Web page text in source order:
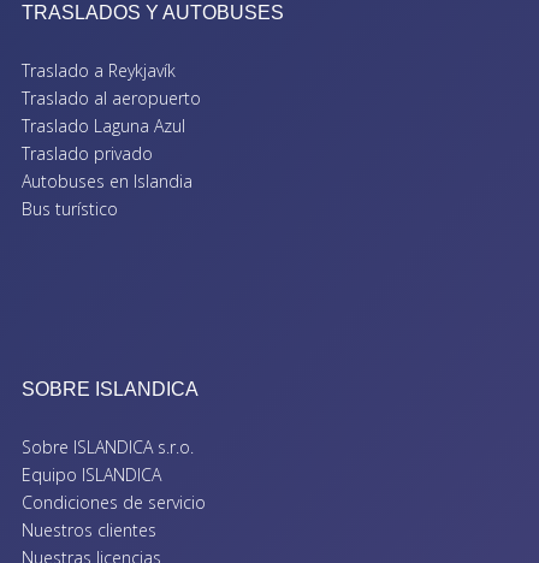
TRASLADOS Y AUTOBUSES
Traslado a Reykjavík
Traslado al aeropuerto
Traslado Laguna Azul
Traslado privado
Autobuses en Islandia
Bus turístico
SOBRE ISLANDICA
Sobre ISLANDICA s.r.o.
Equipo ISLANDICA
Condiciones de servicio
Nuestros clientes
Nuestras licencias